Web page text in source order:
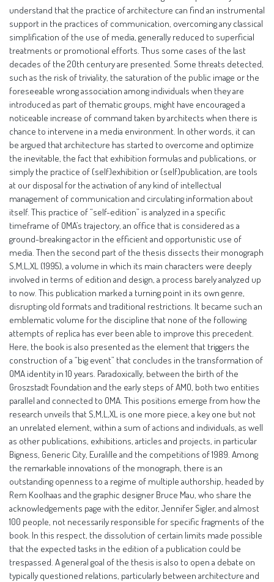
understand that the practice of architecture can find an instrumental
support in the practices of communication, overcoming any classical
simplification of the use of media, generally reduced to superficial
treatments or promotional efforts. Thus some cases of the last
decades of the 20th century are presented. Some threats detected,
such as the risk of triviality, the saturation of the public image or the
foreseeable wrong association among individuals when they are
introduced as part of thematic groups, might have encouraged a
noticeable increase of command taken by architects when there is
chance to intervene in a media environment. In other words, it can
be argued that architecture has started to overcome and optimize
the inevitable, the fact that exhibition formulas and publications, or
simply the practice of (self)exhibition or (self)publication, are tools
at our disposal for the activation of any kind of intellectual
management of communication and circulating information about
itself. This practice of “self-edition” is analyzed in a specific
timeframe of OMA’s trajectory, an office that is considered as a
ground-breaking actor in the efficient and opportunistic use of
media. Then the second part of the thesis dissects their monograph
S,M,L,XL (1995), a volume in which its main characters were deeply
involved in terms of edition and design, a process barely analyzed up
to now. This publication marked a turning point in its own genre,
disrupting old formats and traditional restrictions. It became such an
emblematic volume for the discipline that none of the following
attempts of replica has ever been able to improve this precedent.
Here, the book is also presented as the element that triggers the
construction of a “big event” that concludes in the transformation of
OMA identity in 10 years. Paradoxically, between the birth of the
Groszstadt Foundation and the early steps of AMO, both two entities
parallel and connected to OMA. This positions emerge from how the
research unveils that S,M,L,XL is one more piece, a key one but not
an unrelated element, within a sum of actions and individuals, as well
as other publications, exhibitions, articles and projects, in particular
Bigness, Generic City, Euralille and the competitions of 1989. Among
the remarkable innovations of the monograph, there is an
outstanding openness to a regime of multiple authorship, headed by
Rem Koolhaas and the graphic designer Bruce Mau, who share the
acknowledgements page with the editor, Jennifer Sigler, and almost
100 people, not necessarily responsible for specific fragments of the
book. In this respect, the dissolution of certain limits made possible
that the expected tasks in the edition of a publication could be
trespassed. A general goal of the thesis is also to open a debate on
typically questioned relations, particularly between architecture and